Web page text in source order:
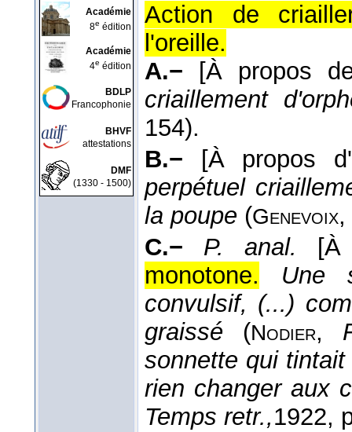
Académie
8e édition
Académie
4e édition
BDLP
Francophonie
BHVF
attestations
DMF
(1330 - 1500)
Action de
l'oreille.
A.−
[À propos
criaillement
154).
B.−
[À propos
perpétuel
la poupe (Genevoix,
C.−
P. anal.
monotone.
Une
convulsif, (...)
graissé (Nodier,
sonnette qui
rien changer aux
Temps retr.,1922,